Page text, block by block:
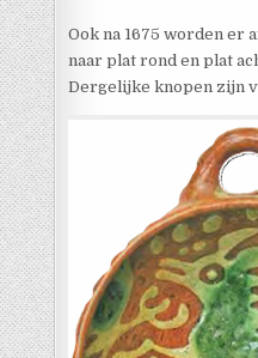
Ook na 1675 worden er
naar plat rond en plat
Dergelijke knopen zijn